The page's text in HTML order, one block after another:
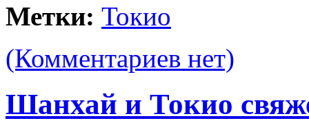
Метки: Токио
(Комментариев нет)
Шанхай и Токио